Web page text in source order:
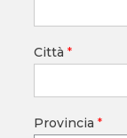
Città *
Provincia *